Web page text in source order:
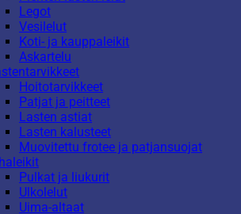
Legot
Vesilelut
Koti- ja kauppaleikit
Askartelu
Hoitotarvikkeet
Patjat ja peitteet
Lasten astiat
Lasten kalusteet
Muovitettu frotee ja patjansuojat
Pulkat ja liukurit
Ulkolelut
Uima-altaat